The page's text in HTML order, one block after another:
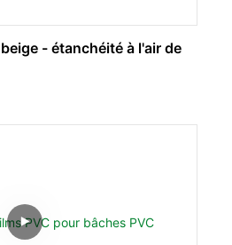
- étanchéité à l'air de